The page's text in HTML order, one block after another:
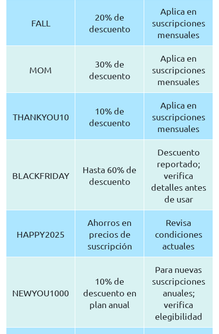
FALL
20% de
descuento
Aplica en
suscripciones
mensuales
MOM
30% de
descuento
Aplica en
suscripciones
mensuales
THANKYOU10
10% de
descuento
Aplica en
suscripciones
mensuales
BLACKFRIDAY
Hasta 60% de
descuento
Descuento
reportado;
verifica
detalles antes
de usar
HAPPY2025
Ahorros en
precios de
suscripción
Revisa
condiciones
actuales
NEWYOU1000
10% de
descuento en
plan anual
Para nuevas
suscripciones
anuales;
verifica
elegibilidad